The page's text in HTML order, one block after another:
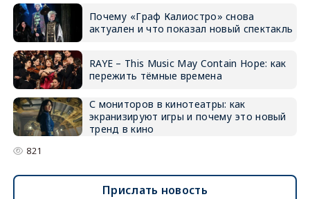
Почему «Граф Калиостро» снова
актуален и что показал новый спектакль
RAYE – This Music May Contain Hope: как
пережить тёмные времена
С мониторов в кинотеатры: как
экранизируют игры и почему это новый
тренд в кино
821
Прислать новость